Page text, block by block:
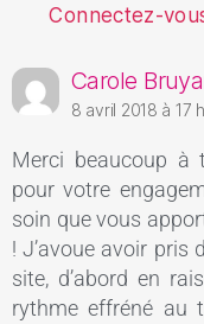
Connectez-
Carole
8 avril 2018 à 17
Merci beaucoup à
pour votre
soin que vous
! J’avoue avoir pris
site, d’abord en
rythme effréné au